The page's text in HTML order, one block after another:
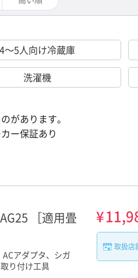
4～5人向け冷蔵庫
洗濯機
があります。
ー保証あり
［適用畳
アダプタ、シガ
り付け工具
¥
取扱店